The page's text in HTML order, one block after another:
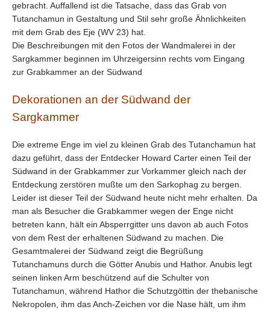
gebracht. Auffallend ist die Tatsache, dass das Grab von
Tutanchamun in Gestaltung und Stil sehr große Ähnlichkeiten
mit dem Grab des Eje (WV 23) hat.
Die Beschreibungen mit den Fotos der Wandmalerei in der
Sargkammer beginnen im Uhrzeigersinn rechts vom Eingang
zur Grabkammer an der Südwand
Dekorationen an der Südwand der
Sargkammer
Die extreme Enge im viel zu kleinen Grab des Tutanchamun hat
dazu geführt, dass der Entdecker Howard Carter einen Teil der
Südwand in der Grabkammer zur Vorkammer gleich nach der
Entdeckung zerstören mußte um den Sarkophag zu bergen.
Leider ist dieser Teil der Südwand heute nicht mehr erhalten. Da
man als Besucher die Grabkammer wegen der Enge nicht
betreten kann, hält ein Absperrgitter uns davon ab auch Fotos
von dem Rest der erhaltenen Südwand zu machen. Die
Gesamtmalerei der Südwand zeigt die Begrüßung
Tutanchamuns durch die Götter Anubis und Hathor. Anubis legt
seinen linken Arm beschützend auf die Schulter von
Tutanchamun, während Hathor die Schutzgöttin der thebanische
Nekropolen, ihm das Anch-Zeichen vor die Nase hält, um ihm